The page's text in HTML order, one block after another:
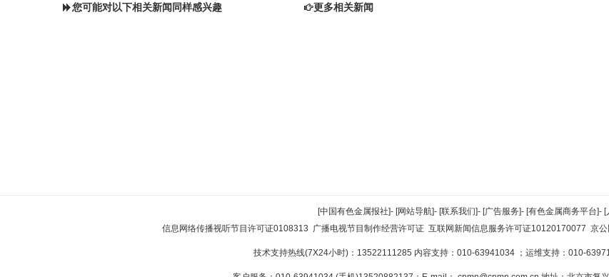
您可能对以下相关新闻同样感兴趣 更多相关新闻
[中国有色金属报社]- [网站导航]- [联系我们]- [广告服务]- [有色金属商务平台]- [
信息网络传播视听节目许可证0108313 广播电视节目制作经营许可证 互联网新闻信息服务许可证10120170077 京
技术支持热线(7X24小时)：13522111285 内容支持：010-63941034 ；运维支持：010-